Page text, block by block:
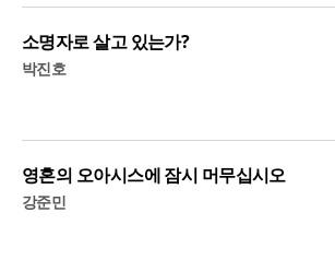
소명자로 살고 있는가?
박진호
영혼의 오아시스에 잠시 머무십시오
강준민